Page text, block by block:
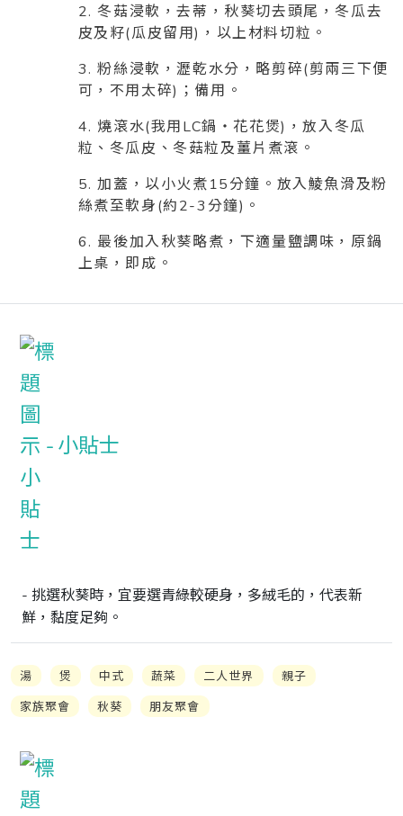
2. 冬菇浸軟，去蒂，秋葵切去頭尾，冬瓜去
皮及籽(瓜皮留用)，以上材料切粒。
3. 粉絲浸軟，瀝乾水分，略剪碎(剪兩三下便
可，不用太碎)；備用。
4. 燒滾水(我用LC鍋‧花花煲)，放入冬瓜
粒、冬瓜皮、冬菇粒及薑片煮滾。
5. 加蓋，以小火煮15分鐘。放入鯪魚滑及粉
絲煮至軟身(約2-3分鐘)。
6. 最後加入秋葵略煮，下適量鹽調味，原鍋
上桌，即成。
小貼士
- 挑選秋葵時，宜要選青綠較硬身，多絨毛的，代表新
鮮，黏度足夠。
湯 煲 中式 蔬菜 二人世界
親子
家族聚會
秋葵 朋友聚會